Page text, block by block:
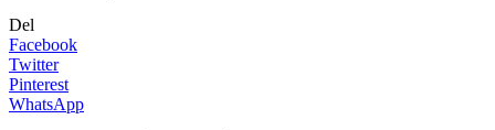
Del
Facebook
Twitter
Pinterest
WhatsApp